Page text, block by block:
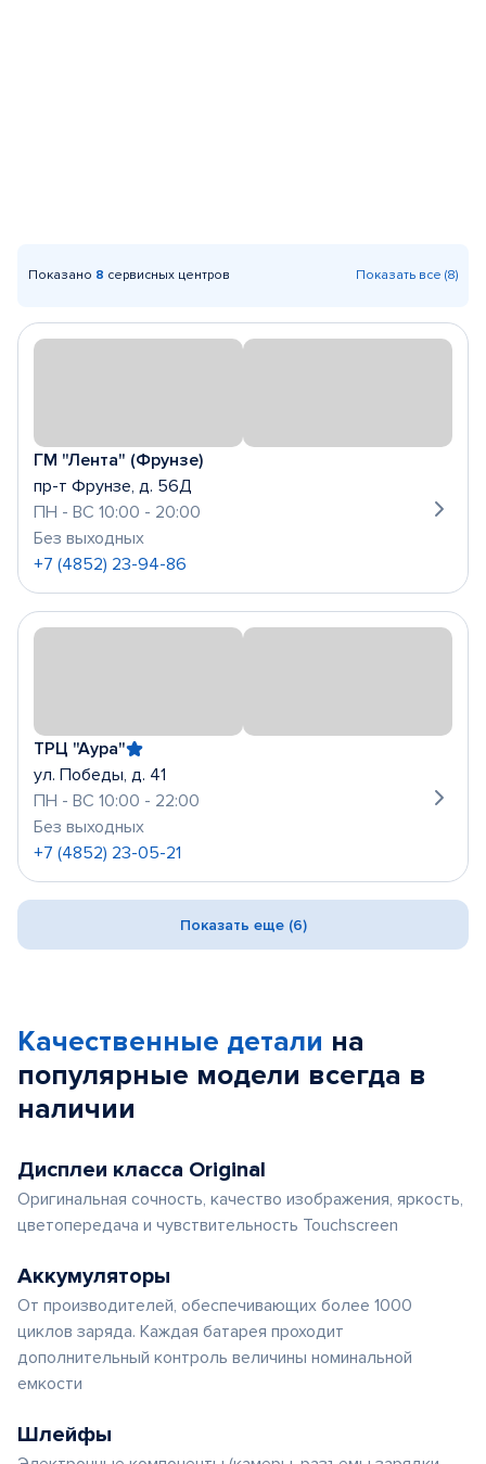
Показано 8 сервисных центров Показать все (8)
ГМ "Лента" (Фрунзе)
пр-т Фрунзе, д. 56Д
ПН - ВС 10:00 - 20:00
Без выходных
+7 (4852) 23-94-86
ТРЦ "Аура"
ул. Победы, д. 41
ПН - ВС 10:00 - 22:00
Без выходных
+7 (4852) 23-05-21
Показать еще (6)
Качественные детали на
популярные модели всегда в
наличии
Дисплеи класса Original
Оригинальная сочность, качество изображения, яркость,
цветопередача и чувствительность Touchscreen
Аккумуляторы
От производителей, обеспечивающих более 1000
циклов заряда. Каждая батарея проходит
дополнительный контроль величины номинальной
емкости
Шлейфы